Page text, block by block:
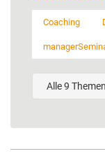
Coaching
Alle 9